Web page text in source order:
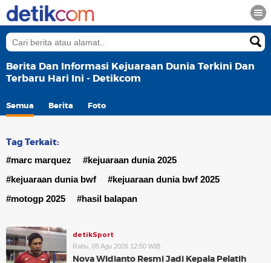
Berita Dan Informasi Kejuaraan Dunia Terkini Dan
Terbaru Hari Ini - Detikcom
Semua Berita Foto
Tag Terkait:
#marc marquez
#kejuaraan dunia 2025
#kejuaraan dunia bwf
#kejuaraan dunia bwf 2025
#motogp 2025
#hasil balapan
detikSport
Rabu, 05 Agu 2026 12:50 WIB
Nova Widianto Resmi Jadi Kepala Pelatih